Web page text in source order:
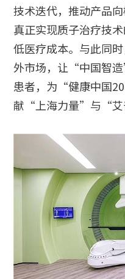
技术迭代，推动产品
真正实现质子治疗技
低医疗成本。与此同
外市场，让“中国智
患者，为“健康中国
献“上海力量”与“艾